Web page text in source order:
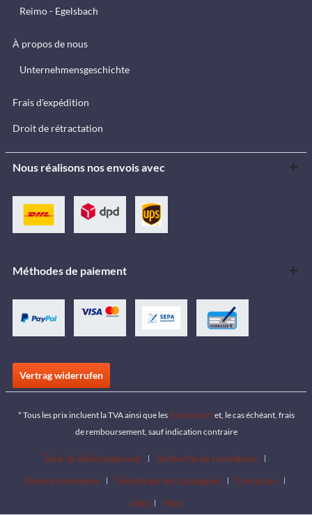
Reimo - Egelsbach
À propos de nous
Unternehmensgeschichte
Frais d'expédition
Droit de rétractation
Nous réalisons nos envois avec
Méthodes de paiement
Vertrag widerrufen
* Tous les prix incluent la TVA ainsi que lesfrais de portet, le cas échéant, frais
de remboursement, sauf indication contraire
Zone de téléchargement
Recherche de revendeurs
Devenir revendeur
Télécharger les catalogues
Contactez
Jobs
Sites